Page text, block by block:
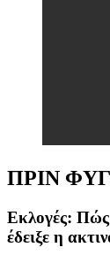
ΠΡΙΝ
Εκλογές: Πώς
έδειξε η